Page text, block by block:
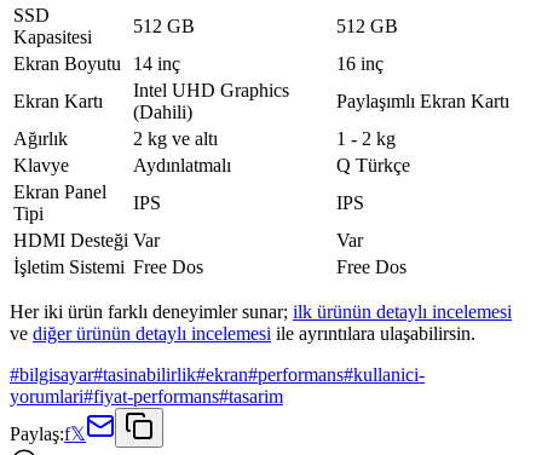
SSD
Kapasitesi
512 GB
512 GB
Ekran Boyutu
14 inç
16 inç
Ekran Kartı
Intel UHD Graphics
(Dahili)
Paylaşımlı Ekran Kartı
Ağırlık
2 kg ve altı
1 - 2 kg
Klavye
Aydınlatmalı
Q Türkçe
Ekran Panel
Tipi
IPS
IPS
HDMI Desteği Var
Var
İşletim Sistemi Free Dos Free Dos
Her iki ürün farklı deneyimler sunar; ilk ürünün detaylı incelemesi
ve diğer ürünün detaylı incelemesi ile ayrıntılara ulaşabilirsin.
#bilgisayar#tasinabilirlik#ekran#performans#kullanici-
yorumlari#fiyat-performans#tasarim
Paylaş:f𝕏